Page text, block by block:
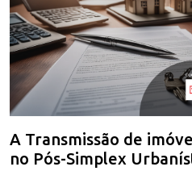
A Transmissão de
no Pós-Simplex